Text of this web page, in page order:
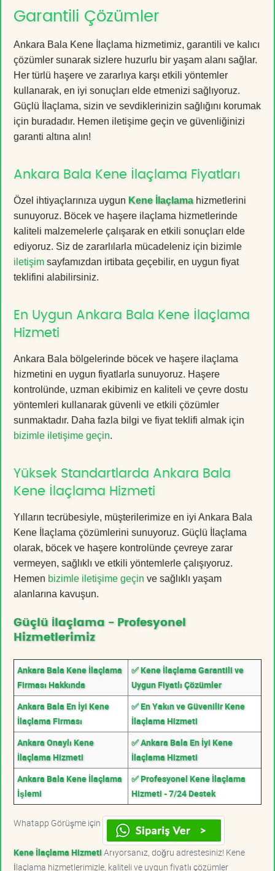
Garantili Çözümler
Ankara Bala Kene İlaçlama hizmetimiz, garantili ve kalıcı
çözümler sunarak sizlere huzurlu bir yaşam alanı sağlar.
Her türlü haşere ve zararlıya karşı etkili yöntemler
kullanarak, en iyi sonuçları elde etmenizi sağlıyoruz.
Güçlü İlaçlama, sizin ve sevdiklerinizin sağlığını korumak
için buradadır. Hemen iletişime geçin ve güvenliğinizi
garanti altına alın!
Ankara Bala Kene İlaçlama Fiyatları
Özel ihtiyaçlarınıza uygun Kene İlaçlamahizmetlerini
sunuyoruz. Böcek ve haşere ilaçlama hizmetlerinde
kaliteli malzemelerle çalışarak en etkili sonuçları elde
ediyoruz. Siz de zararlılarla mücadeleniz için bizimle
iletişim sayfamızdan irtibata geçebilir, en uygun fiyat
teklifini alabilirsiniz.
En Uygun Ankara Bala Kene İlaçlama
Hizmeti
Ankara Bala bölgelerinde böcek ve haşere ilaçlama
hizmetini en uygun fiyatlarla sunuyoruz. Haşere
kontrolünde, uzman ekibimiz en kaliteli ve çevre dostu
yöntemleri kullanarak güvenli ve etkili çözümler
sunmaktadır. Daha fazla bilgi ve fiyat teklifi almak için
bizimle iletişime geçin.
Yüksek Standartlarda Ankara Bala
Kene İlaçlama Hizmeti
Yılların tecrübesiyle, müşterilerimize en iyi Ankara Bala
Kene İlaçlama çözümlerini sunuyoruz. Güçlü İlaçlama
olarak, böcek ve haşere kontrolünde çevreye zarar
vermeyen, sağlıklı ve etkili yöntemlerle çalışıyoruz.
Hemen bizimle iletişime geçin ve sağlıklı yaşam
alanlarına kavuşun.
Güçlü İlaçlama - Profesyonel
Hizmetlerimiz
Ankara Bala Kene İlaçlama
Firması Hakkında
✅ Kene İlaçlama Garantili ve
Uygun Fiyatlı Çözümler
Ankara Bala En İyi Kene
İlaçlama Firması
✅ En Yakın ve Güvenilir Kene
İlaçlama Hizmeti
Ankara Onaylı Kene
İlaçlama Hizmeti
✅ Ankara Bala En İyi Kene
İlaçlama Hizmeti
Ankara Bala Kene İlaçlama
İşlemi
✅ Profesyonel Kene İlaçlama
Hizmeti - 7/24 Destek
Whatapp Görüşme için
Kene İlaçlama HizmetiArıyorsanız, doğru adrestesiniz! Kene
İlaçlama hizmetlerimizle, kaliteli ve uygun fiyatlı çözümler